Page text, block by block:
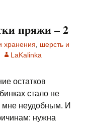
пряжи – 2
хранения
шерсть и
LaKalinka
остатков
стало не
мне неудобным. И
нужна